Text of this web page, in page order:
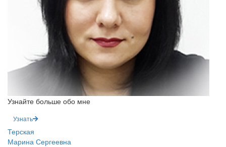
Узнайте больше обо мне
Узнать
Терская
Марина Сергеевна